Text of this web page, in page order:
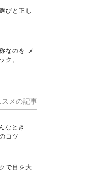
びと正し
なのを メ
ク。
スメの記事
なとき
コツ
で目を大